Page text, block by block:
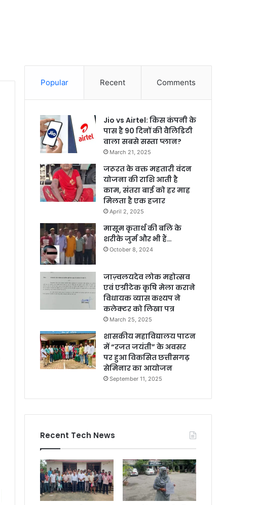
Popular Recent Comments
Jio vs Airtel: किस कंपनी के
पास है 90 दिनों की वैलिडिटी
वाला सबसे सस्ता प्लान?
March 21, 2025
जरूरत के वक्त महतारी वंदन
योजना की राशि आती है
काम, संतरा बाई को हर माह
मिलता है एक हजार
April 2, 2025
मासूम कृतार्थ की बलि के
शरीके जुर्म और भी हैं…
October 8, 2024
जाज़्वलयदेव लोक महोत्सव
एवं एग्रीटेक कृषि मेला कराने
विधायक व्यास कश्यप ने
कलेक्टर को लिखा पत्र
March 25, 2025
शासकीय महाविद्यालय पाटन
में “रजत जयंती” के अवसर
पर हुआ विकसित छत्तीसगढ़
सेमिनार का आयोजन
September 11, 2025
Recent Tech News